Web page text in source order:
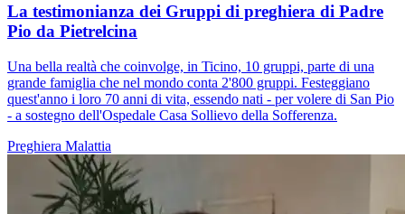
La testimonianza dei Gruppi di preghiera di Padre
Pio da Pietrelcina
Una bella realtà che coinvolge, in Ticino, 10 gruppi, parte di una
grande famiglia che nel mondo conta 2'800 gruppi. Festeggiano
quest'anno i loro 70 anni di vita, essendo nati - per volere di San Pio
- a sostegno dell'Ospedale Casa Sollievo della Sofferenza.
Preghiera Malattia